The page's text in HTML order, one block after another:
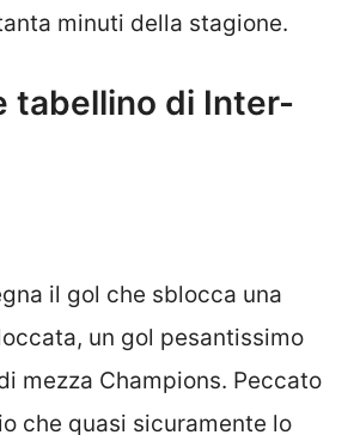
minuti della stagione.
tabellino di Inter-
il gol che sblocca una
un gol pesantissimo
mezza Champions. Peccato
che quasi sicuramente lo